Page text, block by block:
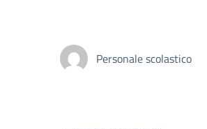
Personale scolastico